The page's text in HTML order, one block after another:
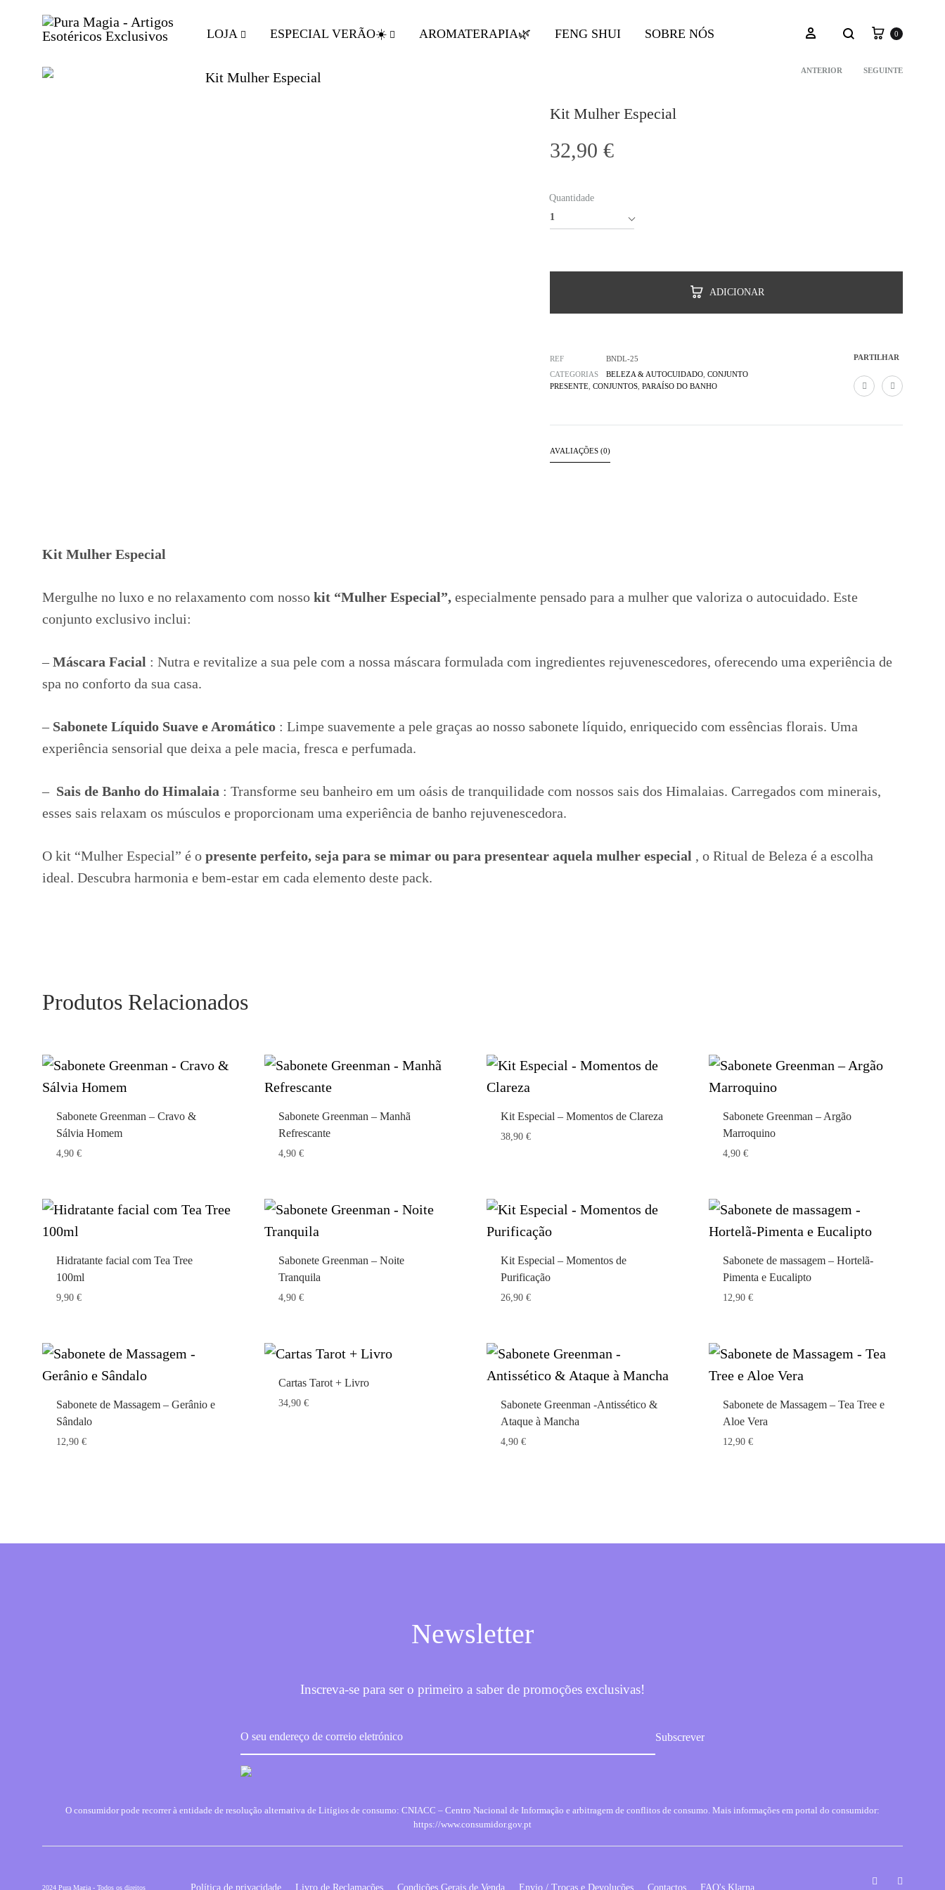
Magia
o
LOJA ESPECIAL VERÃO☀️ AROMATERAPIA🌿 FENG SHUI SOBRE NÓS Iniciar sessão
PesquisarCarrinho
0
ANTERIOR SEGUINTE
Kit Mulher Especial
32,90 €
Quantidade
ADICIONAR
PARTILHAR
REF
BNDL-25
CATEGORIAS
BELEZA & AUTOCUIDADO CONJUNTO
PRESENTE CONJUNTOS PARAÍSO DO BANHO
AVALIAÇÕES (0)
Kit Mulher Especial
Mergulhe no luxo e no relaxamento com nosso kit “Mulher Especial”, especialmente pensado para a mulher que valoriza o autocuidado. Este
conjunto exclusivo inclui:
–Máscara Facial : Nutra e revitalize a sua pele com a nossa máscara formulada com ingredientes rejuvenescedores, oferecendo uma experiência de
spa no conforto da sua casa.
– Sabonete Líquido Suave e Aromático : Limpe suavemente a pele graças ao nosso sabonete líquido, enriquecido com essências florais. Uma
experiência sensorial que deixa a pele macia, fresca e perfumada.
– Sais de Banho do Himalaia : Transforme seu banheiro em um oásis de tranquilidade com nossos sais dos Himalaias. Carregados com minerais,
esses sais relaxam os músculos e proporcionam uma experiência de banho rejuvenescedora.
O kit “Mulher Especial” é o presente perfeito, seja para se mimar ou para presentear aquela mulher especial , o Ritual de Beleza é a escolha
ideal. Descubra harmonia e bem-estar em cada elemento deste pack.
Produtos Relacionados
Sabonete Greenman – Cravo &
Sálvia Homem
4,90 €
Sabonete Greenman – Manhã
Refrescante
4,90 €
Kit Especial – Momentos de Clareza
38,90 €
Sabonete Greenman – Argão
Marroquino
4,90 €
Hidratante facial com Tea Tree
100ml
9,90 €
Sabonete Greenman – Noite
Tranquila
4,90 €
Kit Especial – Momentos de
Purificação
26,90 €
Sabonete de massagem – Hortelã-
Pimenta e Eucalipto
12,90 €
Sabonete de Massagem – Gerânio e
Sândalo
12,90 €
Cartas Tarot + Livro
34,90 €
Sabonete Greenman -Antissético &
Ataque à Mancha
4,90 €
Sabonete de Massagem – Tea Tree e
Aloe Vera
12,90 €
Newsletter
Inscreva-se para ser o primeiro a saber de promoções exclusivas!
O consumidor pode recorrer à entidade de resolução alternativa de Litígios de consumo: CNIACC – Centro Nacional de Informação e arbitragem de conflitos de consumo. Mais informações em portal do consumidor:
https://www.consumidor.gov.pt
2024 Pura Magia - Todos os direitos Política de privacidade Livro de Reclamações Condições Gerais de Venda Envio / Trocas e Devoluções Contactos FAQ's Klarna
Facebook